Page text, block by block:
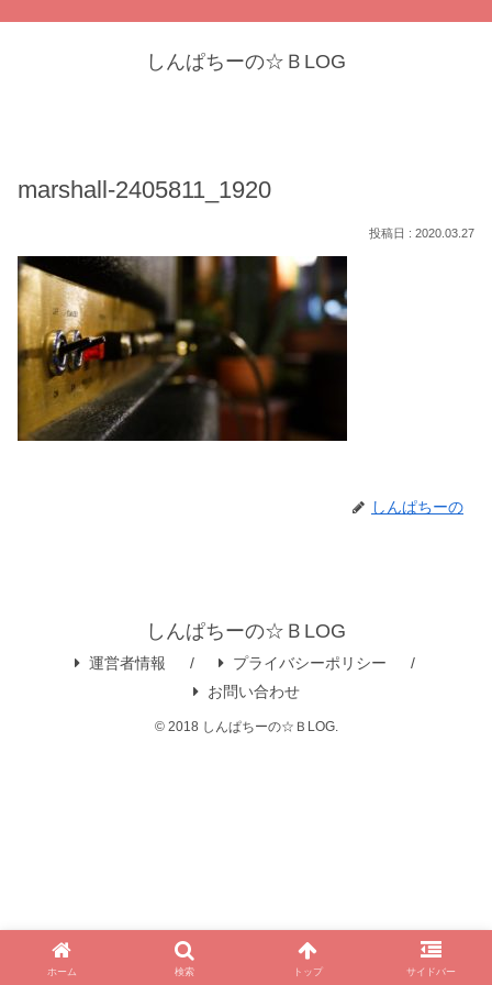
しんぱちーの☆ＢLOG
marshall-2405811_1920
2020.03.27
しんぱちーの
しんぱちーの☆ＢLOG
運営者情報
プライバシーポリシー
お問い合わせ
© 2018 しんぱちーの☆ＢLOG.
ホーム 検索 トップ サイドバー